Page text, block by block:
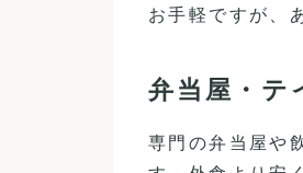
お手軽ですが、
弁当屋・テ
専門の弁当屋や